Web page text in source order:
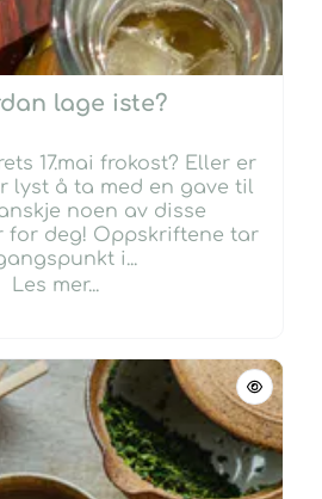
lage iste?
17.mai frokost? Eller er
lyst å ta med en gave til
noen av disse
for deg! Oppskriftene tar
i...
Les mer...